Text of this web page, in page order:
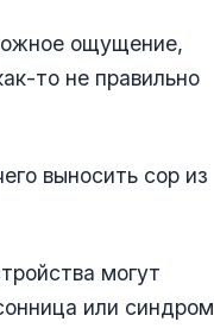
ощущение,
то не правильно
выносить сор из
могут
или синдром